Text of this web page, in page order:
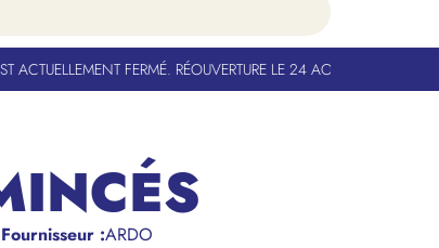
FERMÉ. RÉOUVERTURE LE 24 AOÛT-
Fournisseur :ARDO